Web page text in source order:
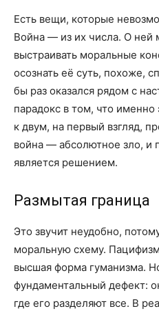
Есть вещи, которые
Война — из их числа. О ней
выстраивать моральные
осознать её суть, похоже,
бы раз оказался рядом с
парадокс в том, что именно
к двум, на первый взгляд,
война — абсолютное зло, и
является решением.
Размытая граница
Это звучит неудобно,
моральную схему.
высшая форма гуманизма.
фундаментальный дефект:
где его разделяют все. В